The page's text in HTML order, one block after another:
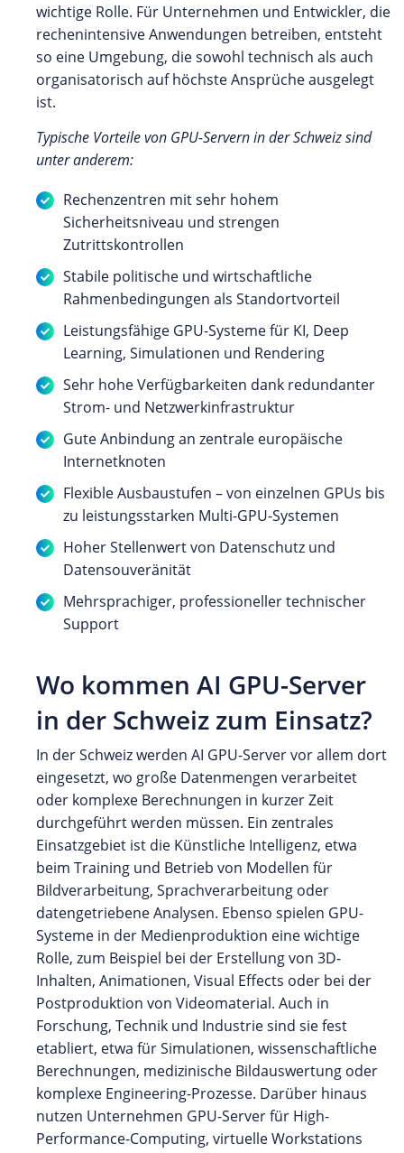
wichtige Rolle. Für Unternehmen und Entwickler, die
rechenintensive Anwendungen betreiben, entsteht
so eine Umgebung, die sowohl technisch als auch
organisatorisch auf höchste Ansprüche ausgelegt
ist.
Typische Vorteile von GPU-Servern in der Schweiz sind
unter anderem:
Rechenzentren mit sehr hohem
Sicherheitsniveau und strengen
Zutrittskontrollen
Stabile politische und wirtschaftliche
Rahmenbedingungen als Standortvorteil
Leistungsfähige GPU-Systeme für KI, Deep
Learning, Simulationen und Rendering
Sehr hohe Verfügbarkeiten dank redundanter
Strom- und Netzwerkinfrastruktur
Gute Anbindung an zentrale europäische
Internetknoten
Flexible Ausbaustufen – von einzelnen GPUs bis
zu leistungsstarken Multi-GPU-Systemen
Hoher Stellenwert von Datenschutz und
Datensouveränität
Mehrsprachiger, professioneller technischer
Support
Wo kommen AI GPU-Server
in der Schweiz zum Einsatz?
In der Schweiz werden AI GPU-Server vor allem dort
eingesetzt, wo große Datenmengen verarbeitet
oder komplexe Berechnungen in kurzer Zeit
durchgeführt werden müssen. Ein zentrales
Einsatzgebiet ist die Künstliche Intelligenz, etwa
beim Training und Betrieb von Modellen für
Bildverarbeitung, Sprachverarbeitung oder
datengetriebene Analysen. Ebenso spielen GPU-
Systeme in der Medienproduktion eine wichtige
Rolle, zum Beispiel bei der Erstellung von 3D-
Inhalten, Animationen, Visual Effects oder bei der
Postproduktion von Videomaterial. Auch in
Forschung, Technik und Industrie sind sie fest
etabliert, etwa für Simulationen, wissenschaftliche
Berechnungen, medizinische Bildauswertung oder
komplexe Engineering-Prozesse. Darüber hinaus
nutzen Unternehmen GPU-Server für High-
Performance-Computing, virtuelle Workstations